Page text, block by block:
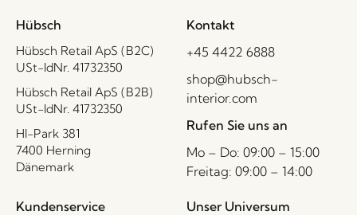
Hübsch
Hübsch Retail ApS (B2C)
USt-IdNr. 41732350
Hübsch Retail ApS (B2B)
USt-IdNr. 41732350
HI-Park 381
7400 Herning
Dänemark
Kontakt
+45 4422 6888
shop@hubsch-
interior.com
Rufen Sie uns an
Mo – Do: 09:00 – 15:00
Freitag: 09:00 – 14:00
Kundenservice Unser Universum